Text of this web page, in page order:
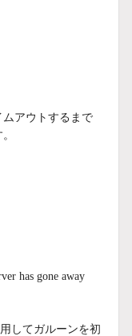
アウトするまで
has gone away
してガルーンを初